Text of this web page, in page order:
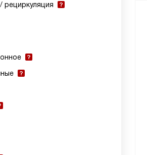
рециркуляция